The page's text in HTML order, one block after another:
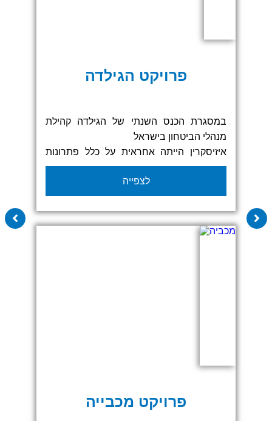
פרויקט הגילדה
במסגרת הכנס השנתי של הגילדה קהילת
מנהלי הביטחון בישראל
איזיסקרין הייתה אחראית על כלל פתרונות
המיתוג והתצוגה באירוע החל משלב הקונספט
ועד הביצוע בשטח כלל התהליך בוצע תוך
התאמה מדויקת לצרכים של הלקוחות ולשפה
החזותית של האירוע.
יצרנו קירות תצוגה מודפסים ודלפקים
לצפייה
פרויקט מכבייה